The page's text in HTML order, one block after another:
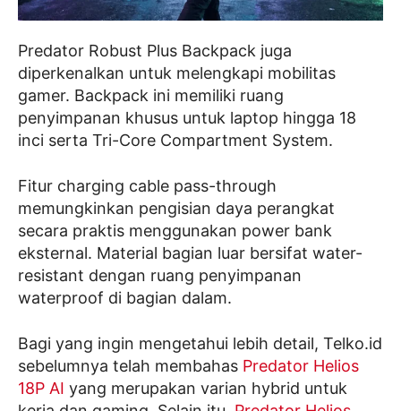
Predator Robust Plus Backpack juga
diperkenalkan untuk melengkapi mobilitas
gamer. Backpack ini memiliki ruang
penyimpanan khusus untuk laptop hingga 18
inci serta Tri-Core Compartment System.
Fitur charging cable pass-through
memungkinkan pengisian daya perangkat
secara praktis menggunakan power bank
eksternal. Material bagian luar bersifat water-
resistant dengan ruang penyimpanan
waterproof di bagian dalam.
Bagi yang ingin mengetahui lebih detail, Telko.id
sebelumnya telah membahas Predator Helios
18P AI yang merupakan varian hybrid untuk